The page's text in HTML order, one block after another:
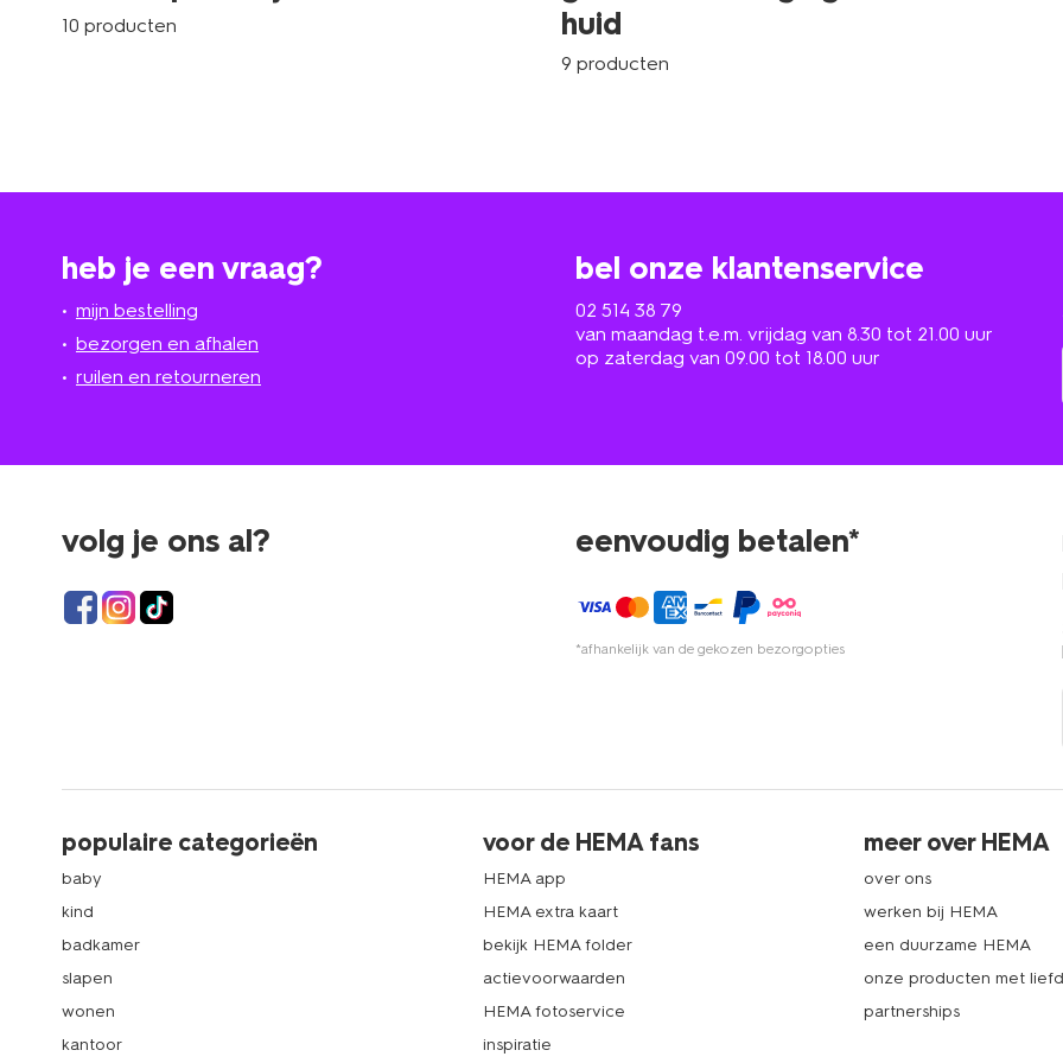
10 producten
huid
9 producten
heb je een vraag?
mijn bestelling
bezorgen en afhalen
ruilen en retourneren
bel onze klantenservice
02 514 38 79
van maandag t.e.m. vrijdag van 8.30 tot 21.00 uur
op zaterdag van 09.00 tot 18.00 uur
volg je ons al? eenvoudig betalen*
*afhankelijk van de gekozen bezorgopties
populaire categorieën
baby
kind
badkamer
slapen
wonen
kantoor
voor de HEMA fans
HEMA app
HEMA extra kaart
bekijk HEMA folder
actievoorwaarden
HEMA fotoservice
inspiratie
meer over HEMA
over ons
werken bij HEMA
een duurzame HEMA
onze producten met
partnerships